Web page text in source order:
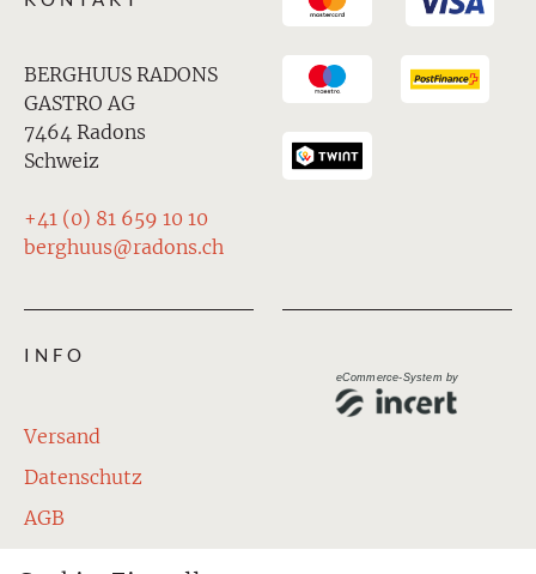
BERGHUUS RADONS
GASTRO AG
7464 Radons
Schweiz
+41 (0) 81 659 10 10
berghuus@radons.ch
INFO
Versand
Datenschutz
AGB
eCommerce-System by